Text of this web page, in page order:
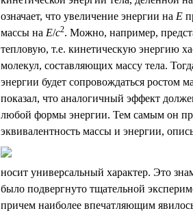
означает, что увеличение энергии на Е
массы на Е/с2. Можно, например,
тепловую, т.е. кинетическую энергию
молекул, составляющих массу тела.
энергии будет сопровождаться ростом
показал, что аналогичный эффект
любой формы энергии. Тем самым он
эквивалентность массы и энергии,
носит универсальный характер. Это
было подвергнуто тщательной
причем наиболее впечатляющим